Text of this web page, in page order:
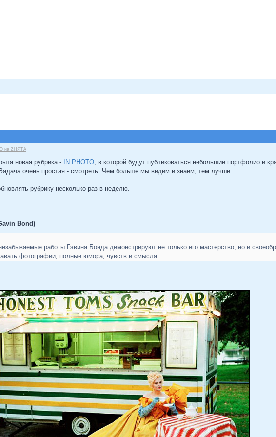
на ZНЯТА
новая рубрика - IN PHOTO, в которой будут публиковаться небольшие портфолио и
очень простая - смотреть! Чем больше мы видим и знаем, тем лучше.
рубрику несколько раз в неделю.
Bond)
работы Гэвина Бонда демонстрируют не только его мастерство, но и
фотографии, полные юмора, чувств и смысла.